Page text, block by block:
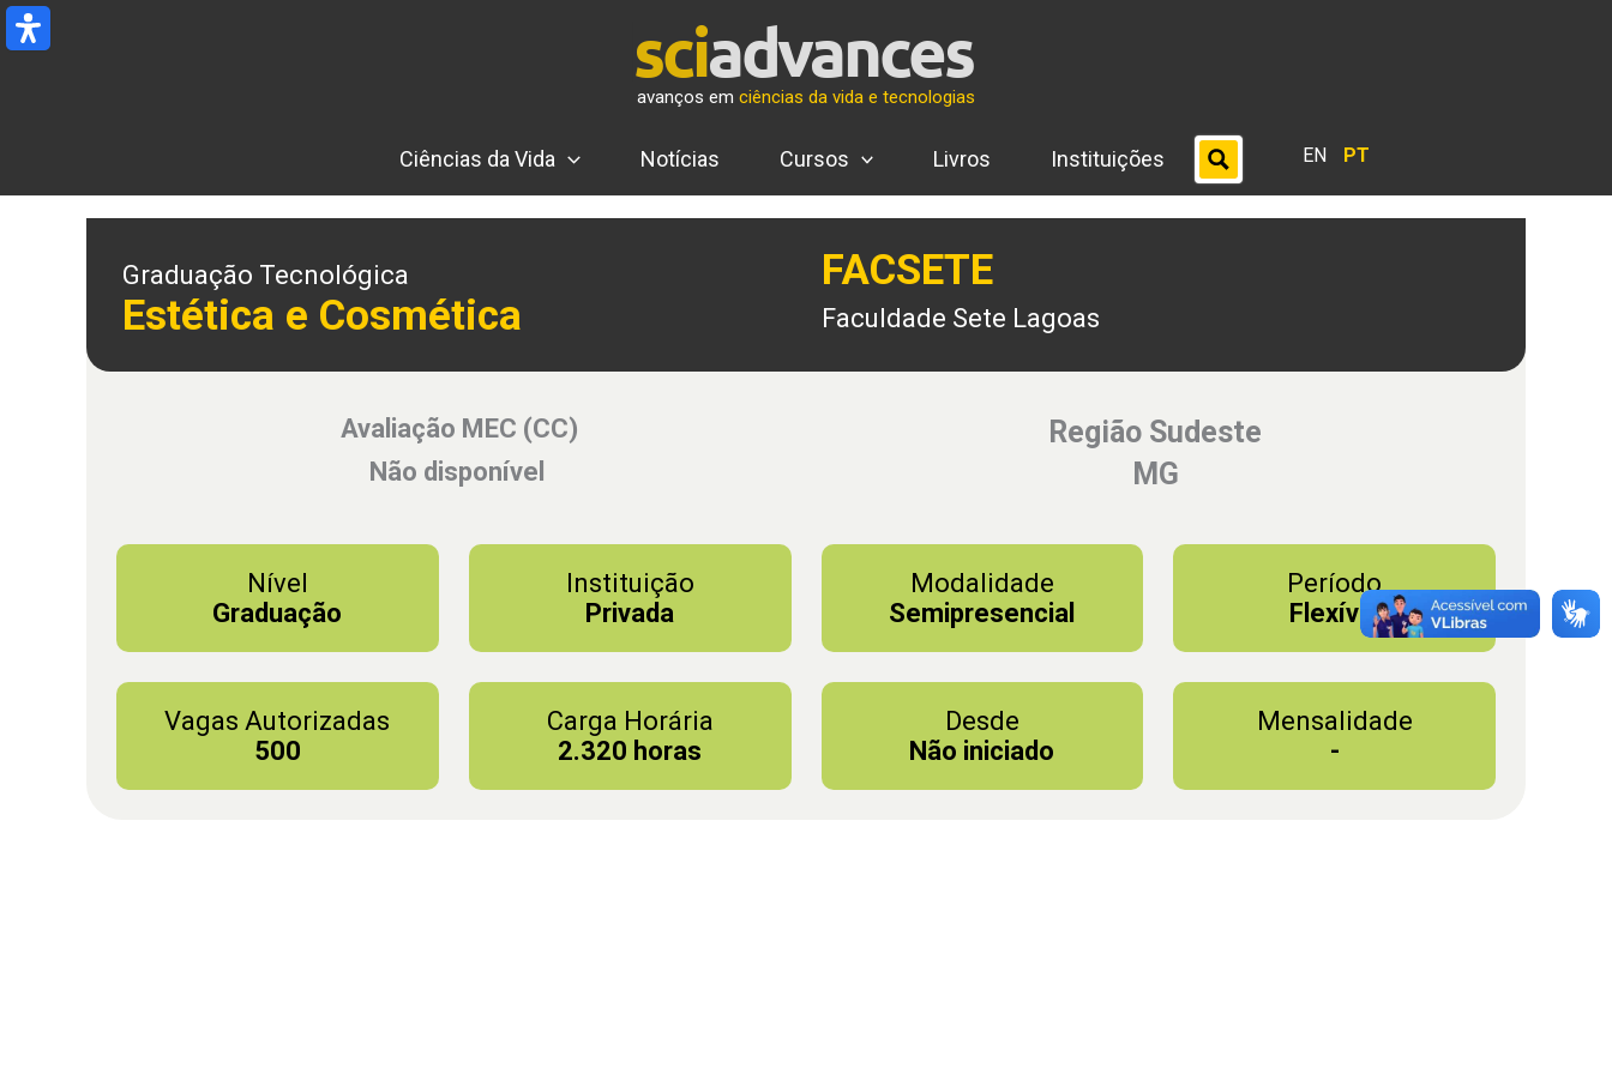
Ir
para
avanços em ciências da vida e tecnologias
Ciências da Vida Notícias Cursos Livros Instituições EN PT
Graduação Tecnológica
Estética e Cosmética
FACSETE
Faculdade Sete Lagoas
Avaliação MEC (CC)
Não disponível
Região Sudeste
MG
Nível
Graduação
Instituição
Privada
Modalidade
Semipresencial
Período
Flexível
Vagas Autorizadas
500
Carga Horária
2.320 horas
Desde
Não iniciado
Mensalidade
-